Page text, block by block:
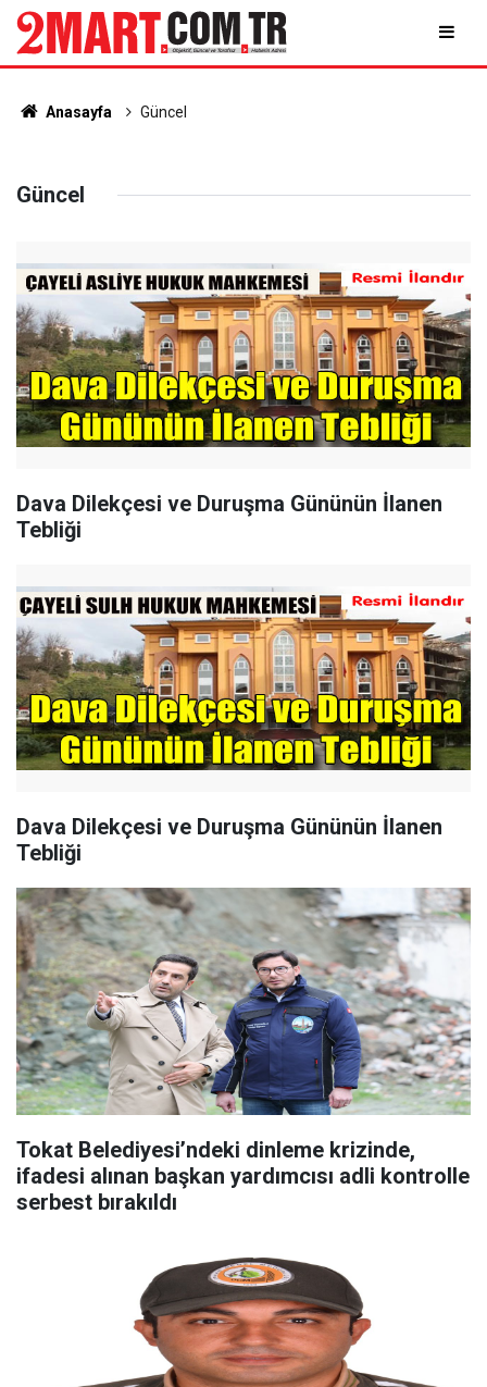
Anasayfa Güncel
Güncel
Dava Dilekçesi ve Duruşma Gününün İlanen
Tebliği
Dava Dilekçesi ve Duruşma Gününün İlanen
Tebliği
Tokat Belediyesi’ndeki dinleme krizinde,
ifadesi alınan başkan yardımcısı adli kontrolle
serbest bırakıldı